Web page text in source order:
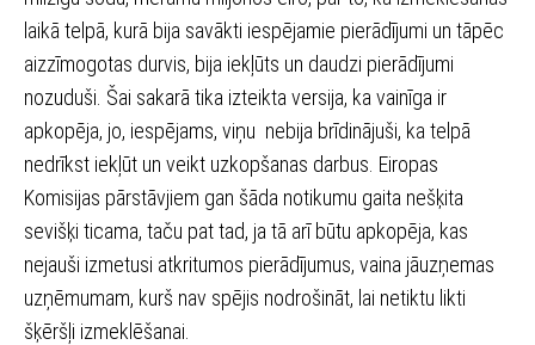
laikā telpā, kurā bija savākti iespējamie pierādījumi un tāpēc
aizzīmogotas durvis, bija iekļūts un daudzi pierādījumi
nozuduši. Šai sakarā tika izteikta versija, ka vainīga ir
apkopēja, jo, iespējams, viņu nebija brīdinājuši, ka telpā
nedrīkst iekļūt un veikt uzkopšanas darbus. Eiropas
Komisijas pārstāvjiem gan šāda notikumu gaita nešķita
sevišķi ticama, taču pat tad, ja tā arī būtu apkopēja, kas
nejauši izmetusi atkritumos pierādījumus, vaina jāuzņemas
uzņēmumam, kurš nav spējis nodrošināt, lai netiktu likti
šķēršļi izmeklēšanai.